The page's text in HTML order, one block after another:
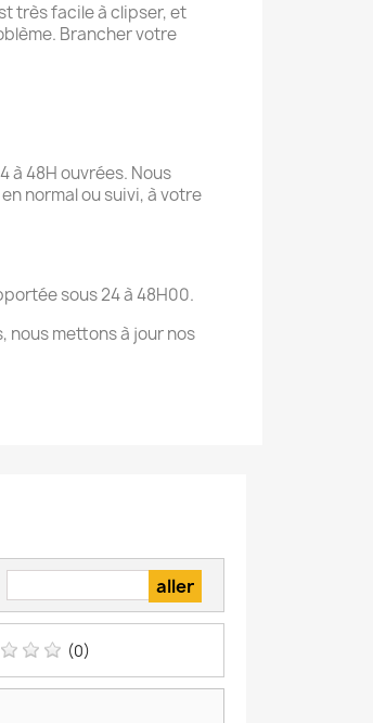
très facile à clipser, et
Brancher votre
à 48H ouvrées. Nous
normal ou suivi, à votre
sous 24 à 48H00.
nous mettons à jour nos
(0)